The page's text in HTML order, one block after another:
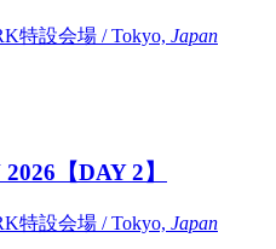
特設会場 / Tokyo, Japan
【DAY 2】
特設会場 / Tokyo, Japan